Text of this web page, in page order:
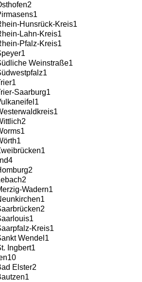
2
1
Hunsrück-Kreis1
Lahn-Kreis1
Pfalz-Kreis1
1
Weinstraße1
1
1
Saarburg1
1
1
2
1
1
1
4
2
2
Wadern1
1
2
1
Kreis1
Wendel 1
Ingbert1
10
Elster2
1